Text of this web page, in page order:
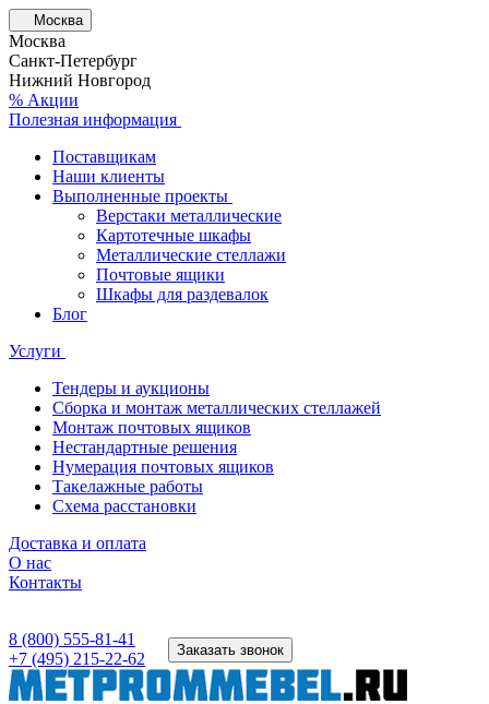
Москва
Москва
Санкт-Петербург
Нижний Новгород
% Акции
Полезная информация
Поставщикам
Наши клиенты
Выполненные проекты
Верстаки металлические
Картотечные шкафы
Металлические стеллажи
Почтовые ящики
Шкафы для раздевалок
Блог
Услуги
Тендеры и аукционы
Сборка и монтаж металлических стеллажей
Монтаж почтовых ящиков
Нестандартные решения
Нумерация почтовых ящиков
Такелажные работы
Схема расстановки
Доставка и оплата
О нас
Контакты
8 (800) 555-81-41
+7 (495) 215-22-62
Заказать звонок